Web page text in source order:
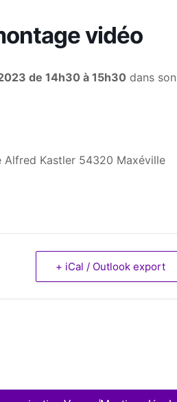
vidéo
de 14h30 à 15h30 dans son
Alfred Kastler 54320 Maxéville
+ iCal / Outlook export